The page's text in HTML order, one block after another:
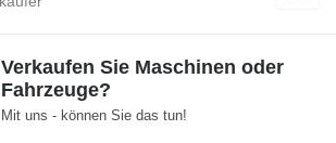
Verkaufen Sie Maschinen oder
Fahrzeuge?
Mit uns - können Sie das tun!